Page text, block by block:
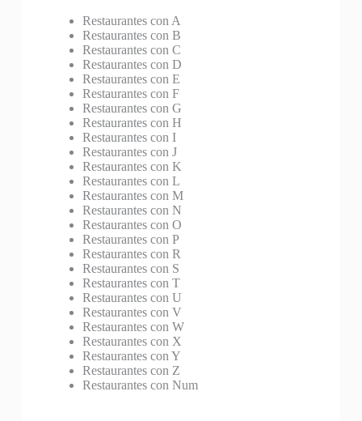
Restaurantes con A
Restaurantes con B
Restaurantes con C
Restaurantes con D
Restaurantes con E
Restaurantes con F
Restaurantes con G
Restaurantes con H
Restaurantes con I
Restaurantes con J
Restaurantes con K
Restaurantes con L
Restaurantes con M
Restaurantes con N
Restaurantes con O
Restaurantes con P
Restaurantes con R
Restaurantes con S
Restaurantes con T
Restaurantes con U
Restaurantes con V
Restaurantes con W
Restaurantes con X
Restaurantes con Y
Restaurantes con Z
Restaurantes con Num